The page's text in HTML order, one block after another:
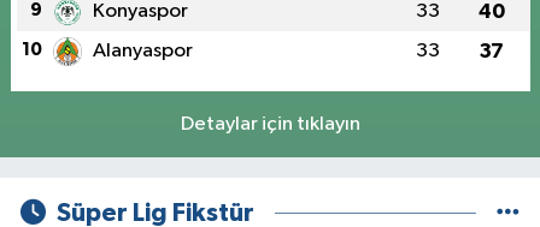
9 Konyaspor 33 40
10 Alanyaspor 33 37
Detaylar için tıklayın
Süper Lig Fikstür